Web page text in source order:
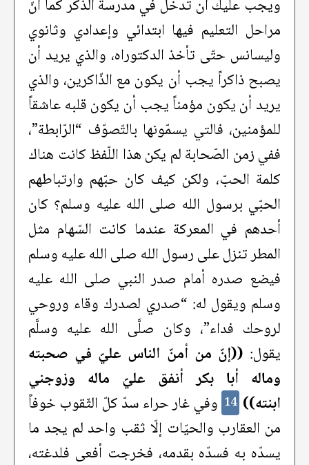
ويجب عليك أن تدخل في مدرسة الذّكر كما أنّ
مراحل التعليم فيها ابتدائي وإعدادي وثانوي
وليسانس حتّى تأخذ الدكتوراه، والذي يريد أن
يصبح ذاكراً يجب أن يكون مع الذّاكرين، والذي
يريد أن يكون مؤمناً يجب أن يكون قلبه عاشقاً
للمؤمنين، فالتي يسمّونها بالتّصوّف “الرّابطة”،
ففي زمن الصّحابة لم يكن هذا اللّفظ كانت هناك
كلمة الحبّ، ولكن كيف كان حبّهم وارتباطهم
الحبّي برسول الله صلى الله عليه وسلم؟ كان
أحدهم في المعركة عندما كانت السّهام مثل
المطر تنزل على رسول الله صلى الله عليه وسلم
فيضع صدره أمام صدر النبي صلى الله عليه
وسلم ويقول له: “صدري لصدرك وقاء وروحي
لروحك فداء”، وكان صلَّى الله عليه وسلَّم
يقول: ((إنّ من أمنّ الناس عليّ في صحبته
وماله أبا بكر أنفق عليّ ماله وزوجني
ابنته)) 14 وفي غار حراء سدّ كلّ الثّقوب خوفاً
من العقارب والحيّات إلّا ثقب واحد لم يجد ما
يسدّه به فسدّه بقدمه، فخرجت أفعى فلدغته،